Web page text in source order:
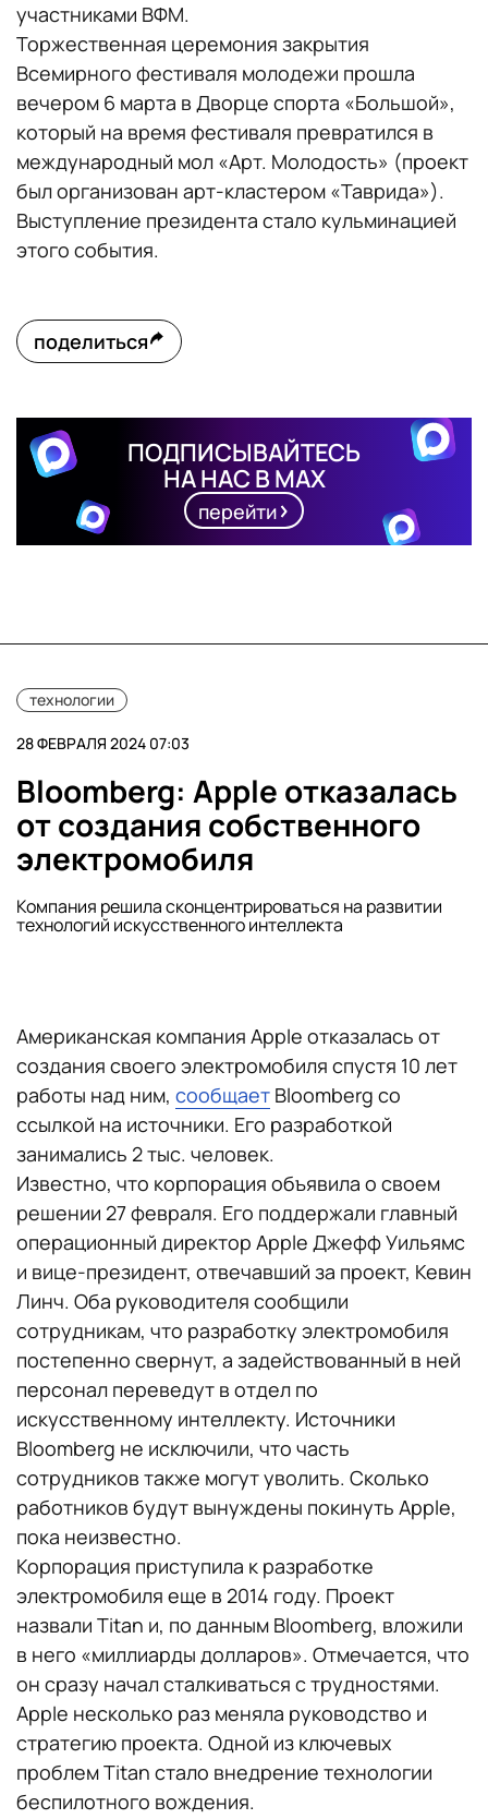
участниками ВФМ.
Торжественная церемония закрытия
Всемирного фестиваля молодежи прошла
вечером 6 марта в Дворце спорта «Большой»,
который на время фестиваля превратился в
международный мол «Арт. Молодость» (проект
был организован арт-кластером «Таврида»).
Выступление президента стало кульминацией
этого события.
поделиться
ПОДПИСЫВАЙТЕСЬ
НА НАС В MAX
перейти
технологии
28 ФЕВРАЛЯ 2024 07:03
Bloomberg: Apple отказалась
от создания собственного
электромобиля
Компания решила сконцентрироваться на развитии
технологий искусственного интеллекта
Американская компания Apple отказалась от
создания своего электромобиля спустя 10 лет
работы над ним, сообщает Bloomberg со
ссылкой на источники. Его разработкой
занимались 2 тыс. человек.
Известно, что корпорация объявила о своем
решении 27 февраля. Его поддержали главный
операционный директор Apple Джефф Уильямс
и вице-президент, отвечавший за проект, Кевин
Линч. Оба руководителя сообщили
сотрудникам, что разработку электромобиля
постепенно свернут, а задействованный в ней
персонал переведут в отдел по
искусственному интеллекту. Источники
Bloomberg не исключили, что часть
сотрудников также могут уволить. Сколько
работников будут вынуждены покинуть Apple,
пока неизвестно.
Корпорация приступила к разработке
электромобиля еще в 2014 году. Проект
назвали Titan и, по данным Bloomberg, вложили
в него «миллиарды долларов». Отмечается, что
он сразу начал сталкиваться с трудностями.
Apple несколько раз меняла руководство и
стратегию проекта. Одной из ключевых
проблем Titan стало внедрение технологии
беспилотного вождения.